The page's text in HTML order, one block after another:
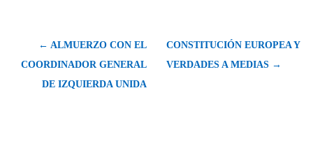
← ALMUERZO CON EL
COORDINADOR GENERAL
DE IZQUIERDA UNIDA
CONSTITUCIÓN EUROPEA Y
VERDADES A MEDIAS →